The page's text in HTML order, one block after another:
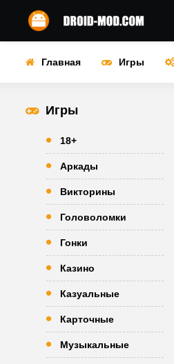
Главная Игры
Игры
18+
Аркады
Викторины
Головоломки
Гонки
Казино
Казуальные
Карточные
Музыкальные